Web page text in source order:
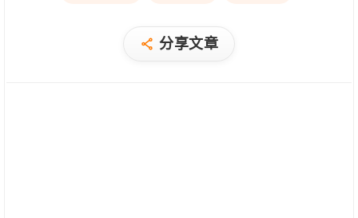
分享文章